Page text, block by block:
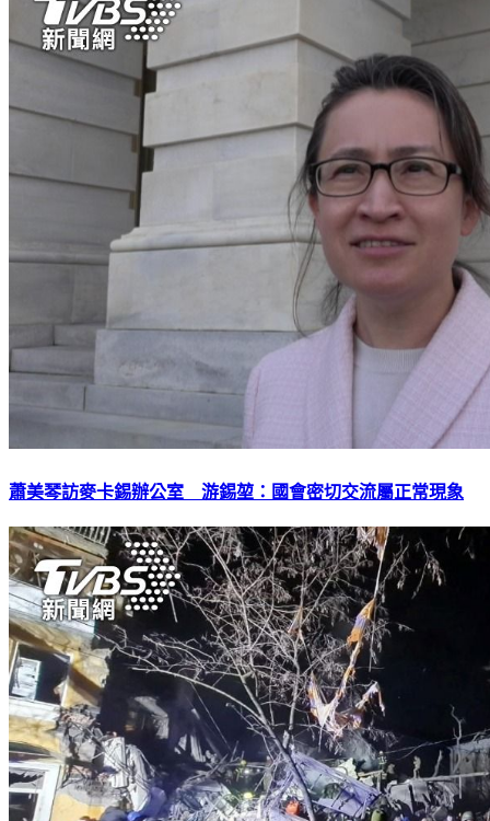
蕭美琴訪麥卡錫辦公室 游錫堃：國會密切交流屬正常現象